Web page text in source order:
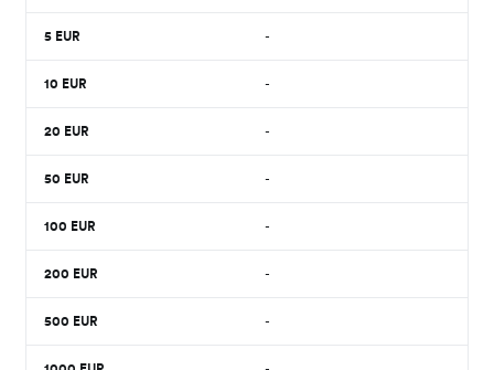
5 EUR -
10 EUR -
20 EUR -
50 EUR -
100 EUR -
200 EUR -
500 EUR -